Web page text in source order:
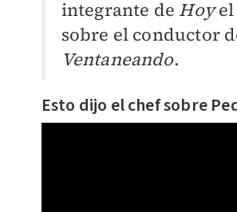
integrante de Hoyel
sobre el conductor
Ventaneando.
Esto dijo el chef sobre